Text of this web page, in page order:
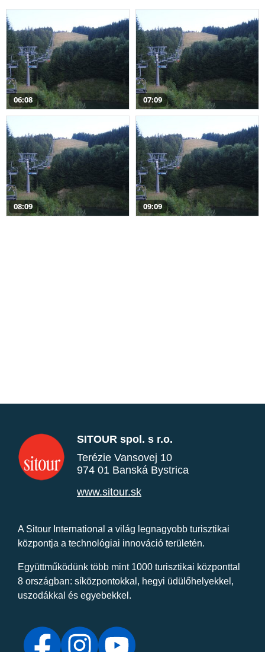
06:08 07:09
08:09 09:09
SITOUR spol. s r.o.
Terézie Vansovej 10
974 01 Banská Bystrica
www.sitour.sk
A Sitour International a világ legnagyobb turisztikai
központja a technológiai innováció területén.
Együttműködünk több mint 1000 turisztikai központtal
8 országban: síközpontokkal, hegyi üdülőhelyekkel,
uszodákkal és egyebekkel.